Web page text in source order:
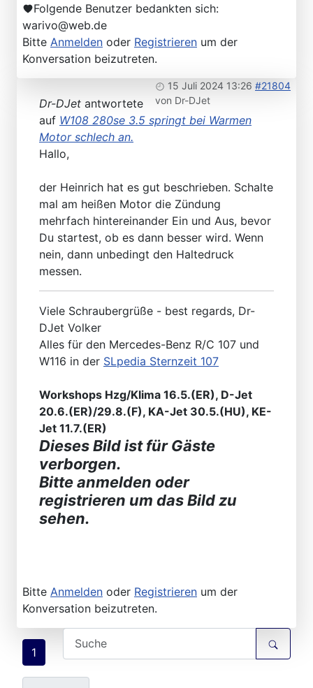
Folgende Benutzer bedankten sich:
warivo@web.de
Bitte Anmelden oder Registrieren um der
Konversation beizutreten.
15 Juli 2024 13:26 #21804
von Dr-DJet
Dr-DJet antwortete
auf W108 280se 3.5 springt bei Warmen
Motor schlech an.
Hallo,
der Heinrich hat es gut beschrieben. Schalte
mal am heißen Motor die Zündung
mehrfach hintereinander Ein und Aus, bevor
Du startest, ob es dann besser wird. Wenn
nein, dann unbedingt den Haltedruck
messen.
Viele Schraubergrüße - best regards, Dr-
DJet Volker
Alles für den Mercedes-Benz R/C 107 und
W116 in der SLpedia Sternzeit 107
Workshops Hzg/Klima 16.5.(ER), D-Jet
20.6.(ER)/29.8.(F), KA-Jet 30.5.(HU), KE-
Jet 11.7.(ER)
Dieses Bild ist für Gäste
verborgen.
Bitte anmelden oder
registrieren um das Bild zu
sehen.
Bitte Anmelden oder Registrieren um der
Konversation beizutreten.
1